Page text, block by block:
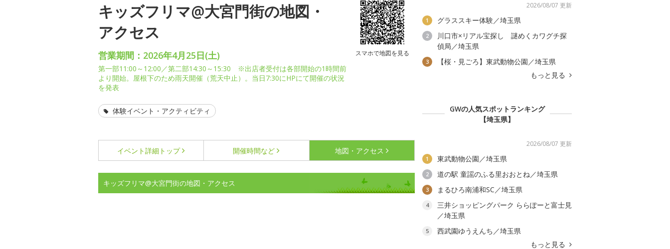
キッズフリマ@大宮門街の地図・
アクセス
スマホで地図を見る
営業期間：2026年4月25日(土)
第一部11:00～12:00／第二部14:30～15:30 ※出店者受付は各部開始の1時間前
より開始。屋根下のため雨天開催（荒天中止）。当日7:30にHPにて開催の状況
を発表
体験イベント・アクティビティ
イベント詳細 トップ 開催時間など 地図・アクセス
キッズフリマ@大宮門街の地図・アクセス
2026/08/07 更新
1 グラススキー体験／埼玉県
2
川口市×リアル宝探し 謎めくカワグチ探
偵局／埼玉県
3
【桜・見ごろ】東武動物公園／埼玉県
もっと見る
GWの人気スポットランキング
【埼玉県】
2026/08/07 更新
1 東武動物公園／埼玉県
2 道の駅 童謡のふる里おおとね／埼玉県
3 まるひろ南浦和SC／埼玉県
4
三井ショッピングパーク ららぽーと富士見
／埼玉県
5
西武園ゆうえんち／埼玉県
もっと見る